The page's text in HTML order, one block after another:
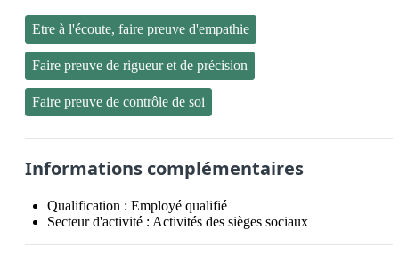
Etre à l'écoute, faire preuve d'empathie
Faire preuve de rigueur et de précision
Faire preuve de contrôle de soi
Informations complémentaires
Qualification : Employé qualifié
Secteur d'activité : Activités des sièges sociaux